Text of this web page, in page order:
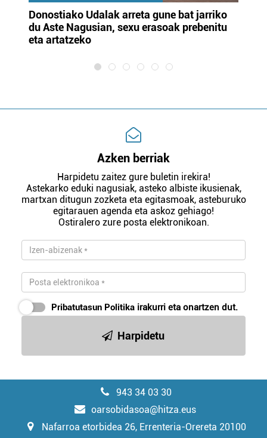
Donostiako Udalak arreta gune bat jarriko
du Aste Nagusian, sexu erasoak prebenitu
eta artatzeko
Azken berriak
Harpidetu zaitez gure buletin irekira!
Astekarko eduki nagusiak, asteko albiste ikusienak,
martxan ditugun zozketa eta egitasmoak, asteburuko
egitarauen agenda eta askoz gehiago!
Ostiralero zure posta elektronikoan.
Pribatutasun Politika irakurri eta onartzen dut.
Harpidetu
943 34 03 30
oarsobidasoa@hitza.eus
Nafarroa etorbidea 26, Errenteria-Orereta 20100